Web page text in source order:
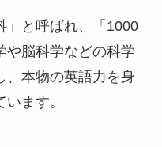
」と呼ばれ、「1000
や脳科学などの科学
、本物の英語力を身
ます。